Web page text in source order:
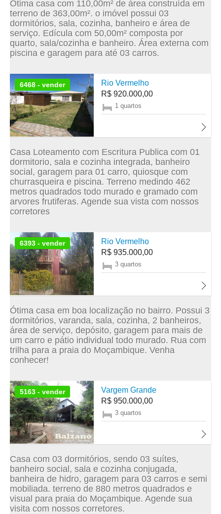
Ótima casa com 110,00m² de área construída em
terreno de 363,00m². o imóvel possui 03
dormitórios, sala, cozinha, banheiro e área de
serviço. Edícula com 50,00m² composta por
quarto, sala/cozinha e banheiro. Área externa com
piscina e garagem para até 03 carros.
6468 - vender
Rio Vermelho
R$ 920.000,00
1 quartos
Casa Loteamento com Escritura Publica com 01
dormitorio, sala e cozinha integrada, banheiro
social, garagem para 01 carro, quiosque com
churrasqueira e piscina. Terreno medindo 462
metros quadrados todo murado e gramado com
arvores frutiferas. Agende sua vista com nossos
corretores
6393 - vender
Rio Vermelho
R$ 935.000,00
3 quartos
Ótima casa em boa localização no bairro. Possui 3
dormitórios, varanda, sala, cozinha, 2 banheiros,
área de serviço, depósito, garagem para mais de
um carro e pátio individual todo murado. Rua com
trilha para a praia do Moçambique. Venha
conhecer!
5163 - vender
Vargem Grande
R$ 950.000,00
3 quartos
Casa com 03 dormitórios, sendo 03 suítes,
banheiro social, sala e cozinha conjugada,
banheira de hidro, garagem para 03 carros e semi
mobiliada. terreno de 880 metros quadrados e
visual para praia do Moçambique. Agende sua
visita com nossos corretores.